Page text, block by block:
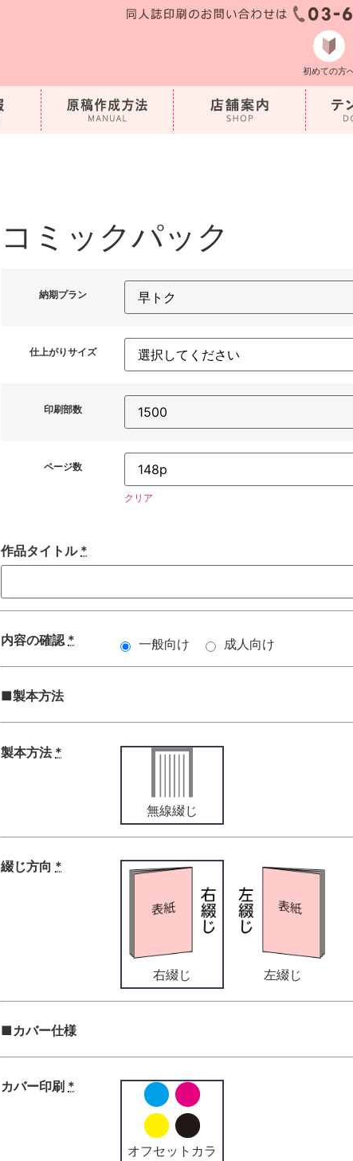
初めての方
コミックパック
納期プラン
仕上がりサイズ
印刷部数
ページ数
クリア
作品タイトル *
内容の確認 * 一般向け 成人向け
■製本方法
製本方法 *
無線綴じ
綴じ方向 *
右綴じ 左綴じ
■カバー仕様
カバー印刷 *
オフセットカラ